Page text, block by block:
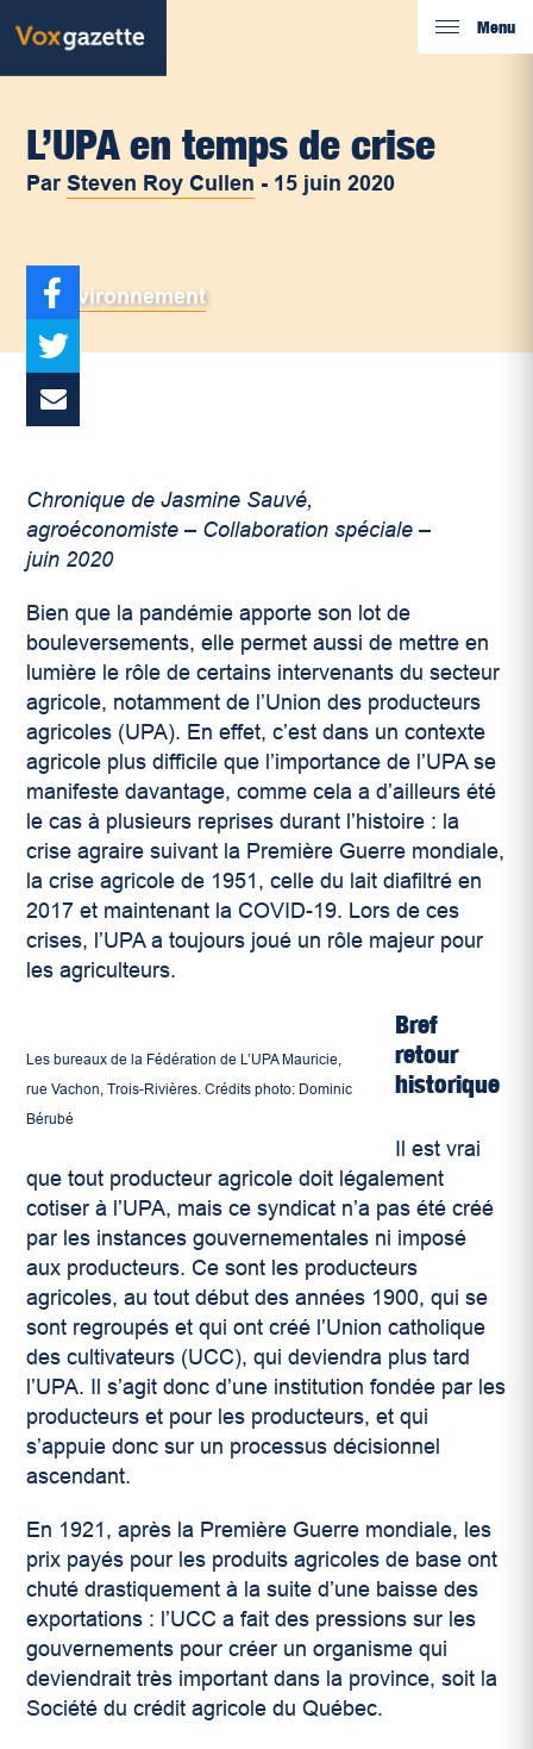
Menu
L’UPA en temps de crise
ParSteven Roy Cullen - 15 juin 2020
Environnement
Chronique de Jasmine Sauvé,
agroéconomiste – Collaboration spéciale –
juin 2020
Bien que la pandémie apporte son lot de
bouleversements, elle permet aussi de mettre en
lumière le rôle de certains intervenants du secteur
agricole, notamment de l’Union des producteurs
agricoles (UPA). En effet, c’est dans un contexte
agricole plus difficile que l’importance de l’UPA se
manifeste davantage, comme cela a d’ailleurs été
le cas à plusieurs reprises durant l’histoire : la
crise agraire suivant la Première Guerre mondiale,
la crise agricole de 1951, celle du lait diafiltré en
2017 et maintenant la COVID-19. Lors de ces
crises, l’UPA a toujours joué un rôle majeur pour
les agriculteurs.
Les bureaux de la Fédération de L’UPA Mauricie,
rue Vachon, Trois-Rivières. Crédits photo: Dominic
Bérubé
Bref
retour
historique
Il est vrai
que tout producteur agricole doit légalement
cotiser à l’UPA, mais ce syndicat n’a pas été créé
par les instances gouvernementales ni imposé
aux producteurs. Ce sont les producteurs
agricoles, au tout début des années 1900, qui se
sont regroupés et qui ont créé l’Union catholique
des cultivateurs (UCC), qui deviendra plus tard
l’UPA. Il s’agit donc d’une institution fondée par les
producteurs et pour les producteurs, et qui
s’appuie donc sur un processus décisionnel
ascendant.
En 1921, après la Première Guerre mondiale, les
prix payés pour les produits agricoles de base ont
chuté drastiquement à la suite d’une baisse des
exportations : l’UCC a fait des pressions sur les
gouvernements pour créer un organisme qui
deviendrait très important dans la province, soit la
Société du crédit agricole du Québec.